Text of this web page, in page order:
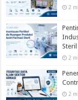
2
Steril
2
2